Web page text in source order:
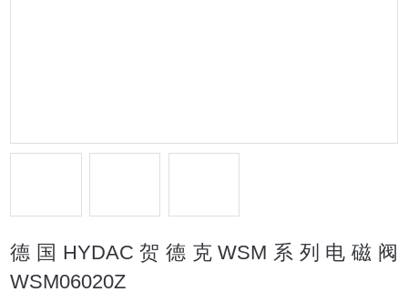
德国HYDAC贺德克WSM系列电磁阀
WSM06020Z